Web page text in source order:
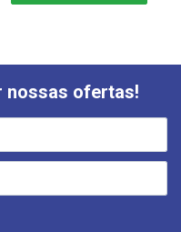
nossas ofertas!